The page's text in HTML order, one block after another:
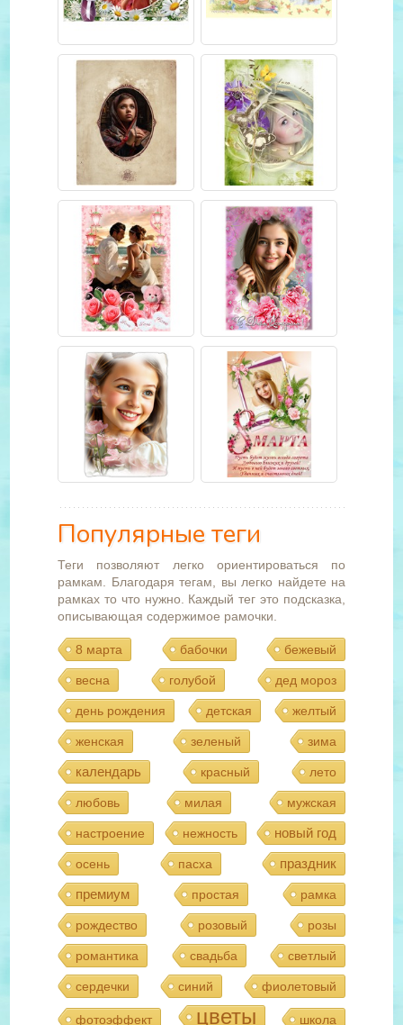
Популярные теги
Теги позволяют легко ориентироваться по
рамкам. Благодаря тегам, вы легко найдете на
рамках то что нужно. Каждый тег это подсказка,
описывающая содержимое рамочки.
8 марта бабочки бежевый
весна голубой дед мороз
день рождения детская желтый
женская зеленый зима
календарь красный лето
любовь милая мужская
настроение нежность новый год
осень пасха
праздник
премиум
простая рамка
рождество розовый розы
романтика свадьба светлый
сердечки синий фиолетовый
фотоэффект цветы школа